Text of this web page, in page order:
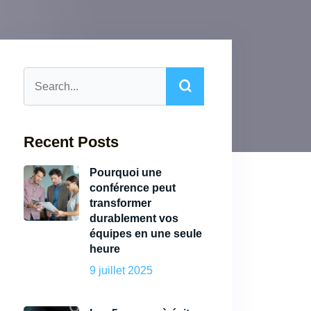
Recent Posts
Pourquoi une
conférence peut
transformer
durablement vos
équipes en une seule
heure
9 juillet 2025